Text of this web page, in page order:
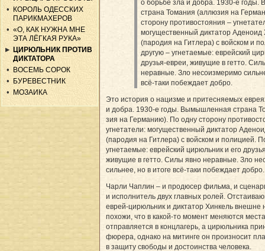
КОРОЛЬ ОДЕССКИХ
ПАРИКМАХЕРОВ
«О, КАК НУЖНА МНЕ
ЭТА ЛЁГКАЯ РУКА»
ЦИРЮЛЬНИК ПРОТИВ
ДИКТАТОРА
ВОСЕМЬ СОРОК
БУРЕВЕСТНИК
МОЗАИКА
о борьбе зла и добра. 1930-е
страна Томания (аллю­зия на
сторону противостояния –
могущественный диктатор Аденоид
(пародия на Гитлера) с войском и
другую – угнетаемые: еврейский
друзья-евреи, живущие в гетто.
неравные. Зло несоизмеримо
всё-таки побеждает добро.
Это история о нацизме и притесняемых
и добра. 1930-е годы. Вымышленная страна
зия на Германию). По одну сторону
угнетатели: могущественный диктатор
(пародия на Гитлера) с войском и полицией.
угнетаемые: еврейский цирюльник и его
живущие в гетто. Силы явно неравные. Зло
сильнее, но в итоге всё-таки побеждает добро.
Чарли Чаплин – и продюсер фильма, и
и исполнитель двух главных ролей.
еврей-цирюльник и диктатор Хинкель внешне
похожи, что в какой-то момент меняются
отправляется в концлагерь, а цирюльника
фюрера, однако на митинге он произносит
в защиту свободы и достоинства человека.